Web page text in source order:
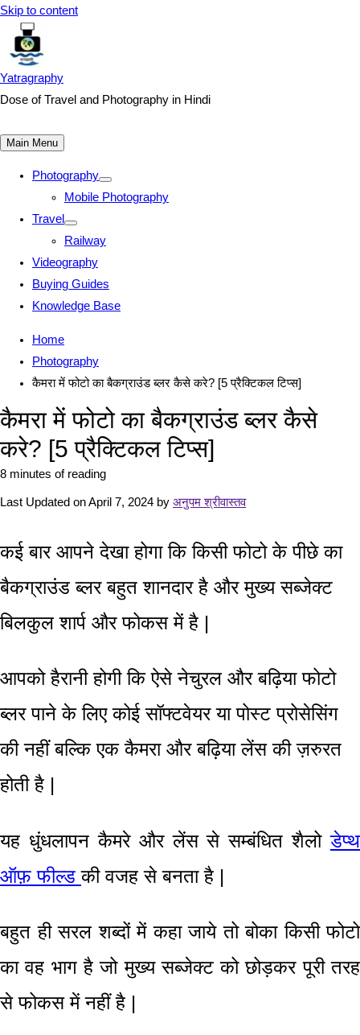
Skip to content
Yatragraphy
Dose of Travel and Photography in Hindi
Main Menu
Photography
Mobile Photography
Travel
Railway
Videography
Buying Guides
Knowledge Base
Home
Photography
कैमरा में फोटो का बैकग्राउंड ब्लर कैसे करे? [5 प्रैक्टिकल टिप्स]
कैमरा में फोटो का बैकग्राउंड ब्लर कैसे
करे? [5 प्रैक्टिकल टिप्स]
8 minutes of reading
Last Updated on April 7, 2024 by अनुपम श्रीवास्तव
कई बार आपने देखा होगा कि किसी फोटो के पीछे का
बैकग्राउंड ब्लर बहुत शानदार है और मुख्य सब्जेक्ट
बिलकुल शार्प और फोकस में है |
आपको हैरानी होगी कि ऐसे नेचुरल और बढ़िया फोटो
ब्लर पाने के लिए कोई सॉफ्टवेयर या पोस्ट प्रोसेसिंग
की नहीं बल्कि एक कैमरा और बढ़िया लेंस की ज़रुरत
होती है |
यह धुंधलापन कैमरे और लेंस से सम्बंधित शैलोडेप्थ
ऑफ़ फील्डकी वजह से बनता है |
बहुत ही सरल शब्दों में कहा जाये तो बोका किसी फोटो
का वह भाग है जो मुख्य सब्जेक्टको छोड़कर पूरी तरह
से फोकस में नहीं है |